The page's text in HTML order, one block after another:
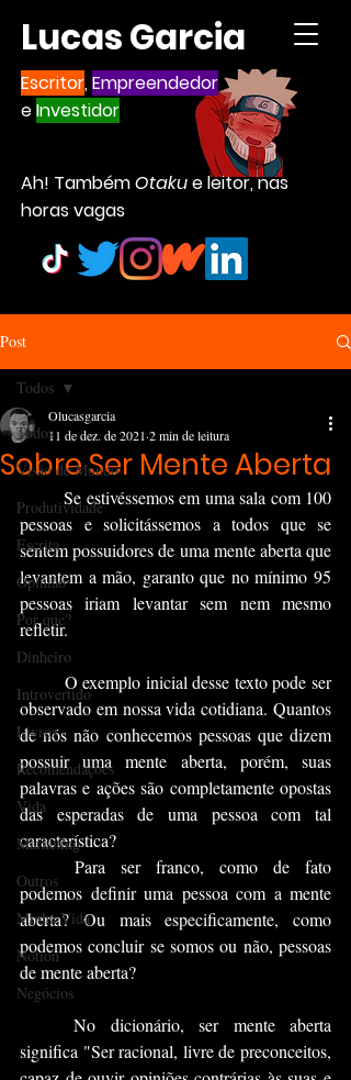
Lucas Garcia
Escritor,Empreendedor
eInvestidor
Ah! TambémOtakue leitor, nas
horas vagas
Post
Todos
Visão de Mundo
Produtividade
Escrita
Opinião
Por que?
Dinheiro
Introvertido
Livros
Recomendações
Vida
Marketing
Outros
Minha Vida
Notion
Negócios
Todos
Sobre Ser Mente Aberta
Olucasgarcia
11 de dez. de 2021 2 min de leitura
	Se estivéssemos em uma sala com 100
pessoas e solicitássemos a todos que se
sentem possuidores de uma mente aberta que
levantem a mão, garanto que no mínimo 95
pessoas iriam levantar sem nem mesmo
refletir.
observado em nossa vida cotidiana. Quantos
de nós não conhecemos pessoas que dizem
possuir uma mente aberta, porém, suas
palavras e ações são completamente opostas
das esperadas de uma pessoa com tal
característica?
podemos definir uma pessoa com a mente
aberta? Ou mais especificamente, como
podemos concluir se somos ou não, pessoas
de mente aberta?
	No dicionário, ser mente aberta
significa "Ser racional, livre de preconceitos,